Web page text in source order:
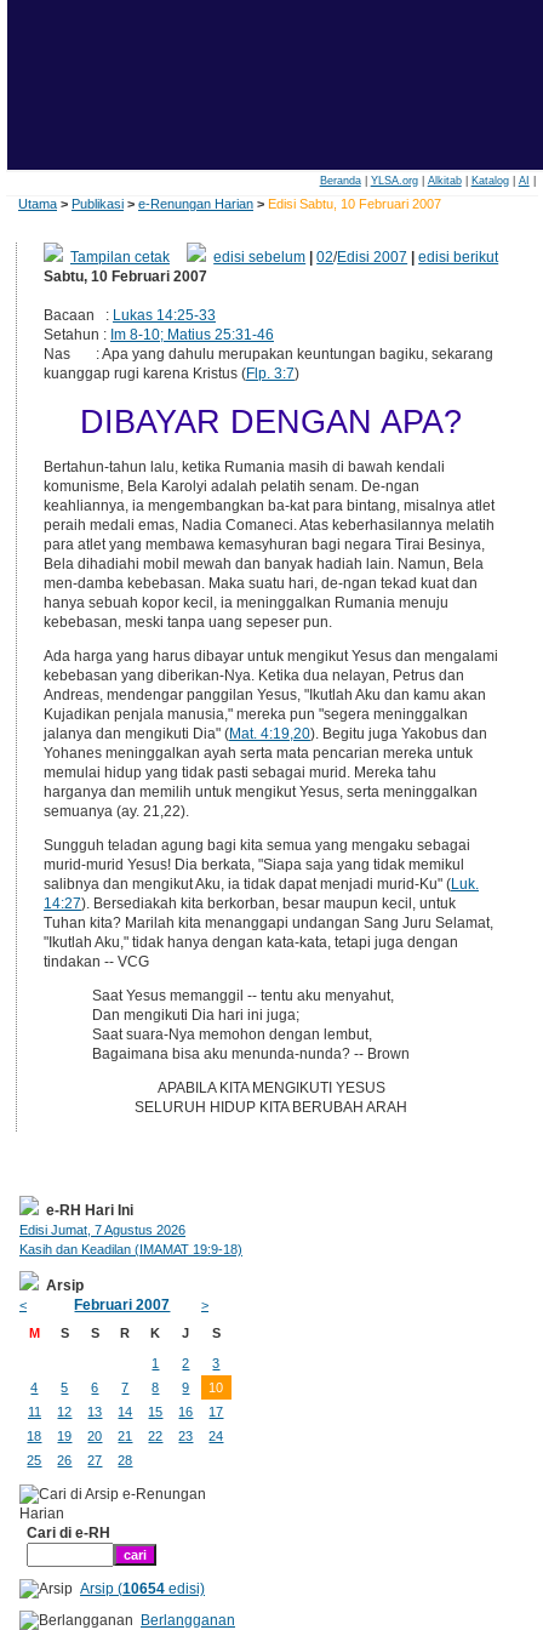
Beranda| YLSA.org| Alkitab| Katalog| AI
Utama > Publikasi > e-Renungan Harian > Edisi Sabtu, 10 Februari 2007
Tampilan cetak edisi sebelum |02/Edisi 2007 |edisi berikut
Sabtu, 10 Februari 2007
Bacaan : Lukas 14:25-33
Setahun : Im 8-10; Matius 25:31-46
Nas : Apa yang dahulu merupakan keuntungan bagiku, sekarang
kuanggap rugi karena Kristus (Flp. 3:7)
DIBAYAR DENGAN APA?
Bertahun-tahun lalu, ketika Rumania masih di bawah kendali
komunisme, Bela Karolyi adalah pelatih senam. De-ngan
keahliannya, ia mengembangkan ba-kat para bintang, misalnya atlet
peraih medali emas, Nadia Comaneci. Atas keberhasilannya melatih
para atlet yang membawa kemasyhuran bagi negara Tirai Besinya,
Bela dihadiahi mobil mewah dan banyak hadiah lain. Namun, Bela
men-damba kebebasan. Maka suatu hari, de-ngan tekad kuat dan
hanya sebuah kopor kecil, ia meninggalkan Rumania menuju
kebebasan, meski tanpa uang sepeser pun.
Ada harga yang harus dibayar untuk mengikut Yesus dan mengalami
kebebasan yang diberikan-Nya. Ketika dua nelayan, Petrus dan
Andreas, mendengar panggilan Yesus, "Ikutlah Aku dan kamu akan
Kujadikan penjala manusia," mereka pun "segera meninggalkan
jalanya dan mengikuti Dia" (Mat. 4:19,20). Begitu juga Yakobus dan
Yohanes meninggalkan ayah serta mata pencarian mereka untuk
memulai hidup yang tidak pasti sebagai murid. Mereka tahu
harganya dan memilih untuk mengikut Yesus, serta meninggalkan
semuanya (ay. 21,22).
Sungguh teladan agung bagi kita semua yang mengaku sebagai
murid-murid Yesus! Dia berkata, "Siapa saja yang tidak memikul
salibnya dan mengikut Aku, ia tidak dapat menjadi murid-Ku" (Luk.
14:27). Bersediakah kita berkorban, besar maupun kecil, untuk
Tuhan kita? Marilah kita menanggapi undangan Sang Juru Selamat,
"Ikutlah Aku," tidak hanya dengan kata-kata, tetapi juga dengan
tindakan -- VCG
Saat Yesus memanggil -- tentu aku menyahut,
Dan mengikuti Dia hari ini juga;
Saat suara-Nya memohon dengan lembut,
Bagaimana bisa aku menunda-nunda? -- Brown
APABILA KITA MENGIKUTI YESUS
SELURUH HIDUP KITA BERUBAH ARAH
e-RH Hari Ini
Edisi Jumat, 7 Agustus 2026
Kasih dan Keadilan (IMAMAT 19:9-18)
Arsip
< Februari 2007
>
M
S S R K J S
1 2
3
4
5 6 7 8 9
10
11
12 13 14 15 16
17
18
19 20 21 22 23
24
25
26 27 28
Cari di e-RH
Arsip (10654edisi)
Berlangganan